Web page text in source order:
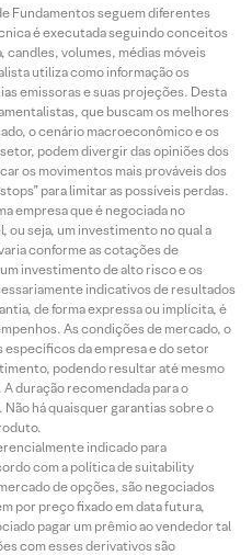
Fundamentos seguem diferentes
é executada seguindo conceitos
volumes, médias móveis
utiliza como informação os
emissoras e suas projeções. Desta
que buscam os melhores
o cenário macroeconômico e os
podem divergir das opiniões dos
os movimentos mais prováveis dos
para limitar as possíveis perdas.
empresa que é negociada no
ou seja, um investimento no qual a
conforme as cotações de
investimento de alto risco e os
indicativos de resultados
de forma expressa ou implícita, é
As condições de mercado, o
da empresa e do setor
podendo resultar até mesmo
duração recomendada para o
há quaisquer garantias sobre o
indicado para
com a política de suitability
de opções, são negociados
por preço fixado em data futura,
pagar um prêmio ao vendedor tal
com esses derivativos são